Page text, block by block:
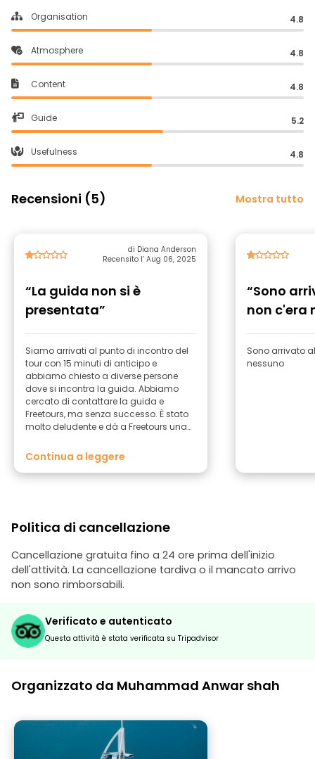
Organisation 4.8
Atmosphere 4.8
Content 4.8
Guide 5.2
Usefulness 4.8
Recensioni (5) Mostra tutto
di Diana Anderson
Recensito l’ Aug 06, 2025
“La guida non si è
presentata”
Siamo arrivati al punto di incontro del
tour con 15 minuti di anticipo e
abbiamo chiesto a diverse persone
dove si incontra la guida. Abbiamo
cercato di contattare la guida e
Freetours, ma senza successo. È stato
molto deludente e dà a Freetours una
Continua a leggere
“Sono
non c'era
Sono arrivato
nessuno
Politica di cancellazione
Cancellazione gratuita fino a 24 ore prima dell'inizio
dell'attività. La cancellazione tardiva o il mancato arrivo
non sono rimborsabili.
Verificato e autenticato
Questa attività è stata verificata su Tripadvisor
Organizzato da Muhammad Anwar shah